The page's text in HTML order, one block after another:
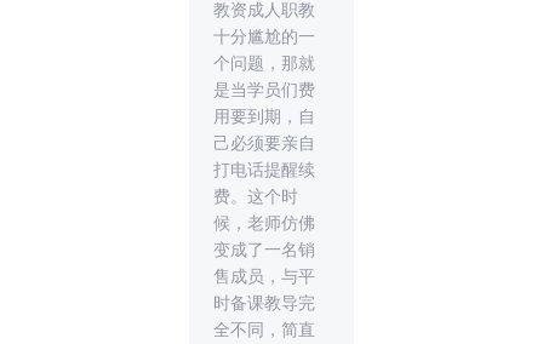
教资成人职教
十分尴尬的一
个问题，那就
是当学员们费
用要到期，自
己必须要亲自
打电话提醒续
费。这个时
候，老师仿佛
变成了一名销
售成员，与平
时备课教导完
全不同，简直